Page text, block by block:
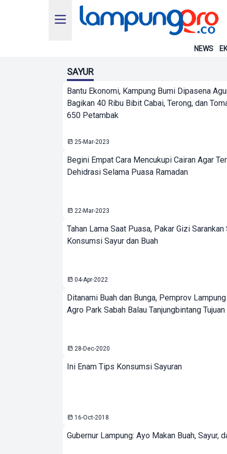
NEWS
SAYUR
Bantu Ekonomi, Kampung Bumi Dipasena
Bagikan 40 Ribu Bibit Cabai, Terong, dan
650 Petambak
25-Mar-2023
Begini Empat Cara Mencukupi Cairan Agar
Dehidrasi Selama Puasa Ramadan
22-Mar-2023
Tahan Lama Saat Puasa, Pakar Gizi Sarankan
Konsumsi Sayur dan Buah
04-Apr-2022
Ditanami Buah dan Bunga, Pemprov
Agro Park Sabah Balau Tanjungbintang
28-Dec-2020
Ini Enam Tips Konsumsi Sayuran
16-Oct-2018
Gubernur Lampung: Ayo Makan Buah, Sayur,